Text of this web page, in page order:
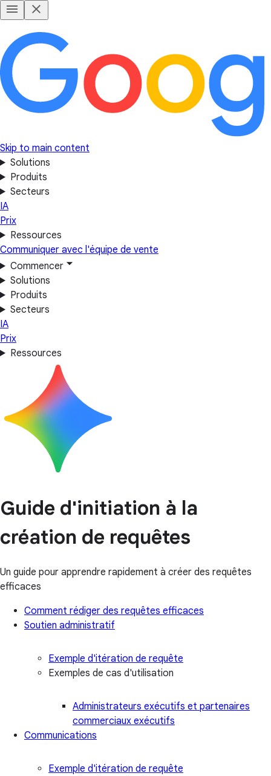
Skip to main content
Solutions
Produits
Secteurs
IA
Prix
Ressources
Communiquer avec l'équipe de vente
Commencer
Solutions
Produits
Secteurs
IA
Prix
Ressources
Guide d'initiation à la
création de requêtes
Un guide pour apprendre rapidement à créer des requêtes
efficaces
Comment rédiger des requêtes efficaces
Soutien administratif
Exemple d'itération de requête
Exemples de cas d'utilisation
Administrateurs exécutifs et partenaires
commerciaux exécutifs
Communications
Exemple d'itération de requête